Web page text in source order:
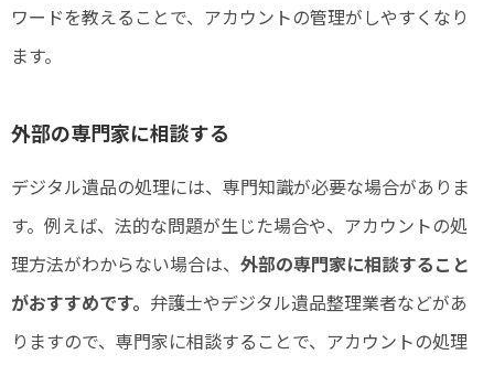
ワードを教えることで、アカウントの管理がしやすくなり
ます。
外部の専門家に相談する
デジタル遺品の処理には、専門知識が必要な場合がありま
す。例えば、法的な問題が生じた場合や、アカウントの処
理方法がわからない場合は、 外部の専門家に相談すること
がおすすめです。 弁護士やデジタル遺品整理業者などがあ
りますので、専門家に相談することで、アカウントの処理